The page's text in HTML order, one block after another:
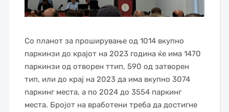
Со планот за проширување од 1014 вкупно
паркинзи до крајот на 2023 година ќе има 1470
паркинзи од отворен ттип, 590 од затворен
тип, или до крај на 2023 да има вкупно 3074
паркинг места, а по 2024 до 3554 паркинг
места. Бројот на вработени треба да достигне